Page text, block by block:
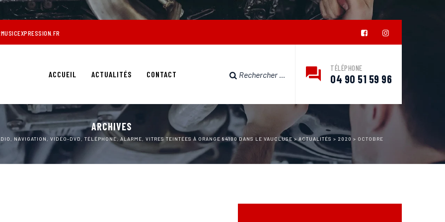
ACCUEIL ACTUALITÉS CONTACT
TÉLÉPHONE
04 90 51 59 96
ARCHIVES
NAVIGATION, VIDÉO-DVD, TÉLÉPHONE, ALARME, VITRES TEINTÉES À ORANGE 84100 DANS LE VAUCLUSE> ACTUALITÉS > 2020 > OCTOBRE